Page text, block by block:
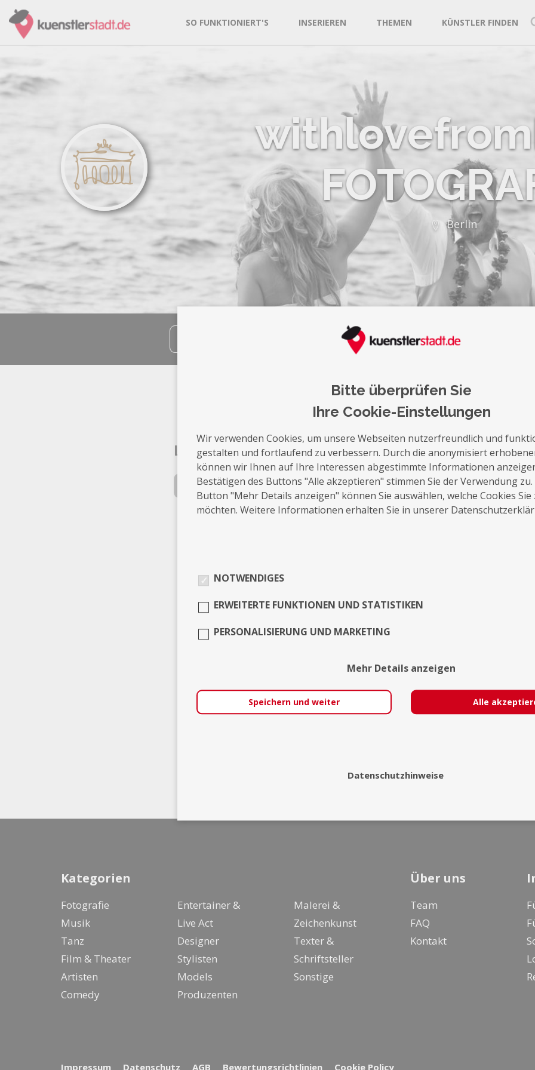
SO FUNKTIONIERT'S INSERIEREN THEMEN KÜNSTLER FINDEN
Berlin
auf die Merkliste Nachricht schreiben
Leistungen
Fotografie
Über Mich
Authentischer und emotionaler
der Hochzeitsfotografie. Ich begleite
morgendlichen 'Getting-Ready' bis hin
Als stiller Begleiter eures Hochzeitstages
Momente des Tages, um sie für die
später diesen Tag Revue passieren
Ich freue mich darauf von euch zu hören
Kategorien
Fotografie
Musik
Tanz
Film & Theater
Artisten
Comedy
Entertainer &
Live Act
Designer
Stylisten
Models
Produzenten
Malerei &
Zeichenkunst
Texter &
Schriftsteller
Sonstige
Über uns
Team
FAQ
Kontakt
Impressum Datenschutz AGB Bewertungsrichtlinien Cookie Policy
Bitte überprüfen Sie
Ihre Cookie-Einstellungen
Wir verwenden Cookies, um unsere Webseiten nutzerfreundlich und
gestalten und fortlaufend zu verbessern. Durch die anonymisiert
können wir Ihnen auf Ihre Interessen abgestimmte Informationen
Bestätigen des Buttons "Alle akzeptieren" stimmen Sie der Verwendung
Button "Mehr Details anzeigen" können Sie auswählen, welche Cookies Sie
möchten. Weitere Informationen erhalten Sie in unserer
NOTWENDIGES
ERWEITERTE FUNKTIONEN UND STATISTIKEN
PERSONALISIERUNG UND MARKETING
Mehr Details anzeigen
Speichern und weiter Alle
Datenschutzhinweise